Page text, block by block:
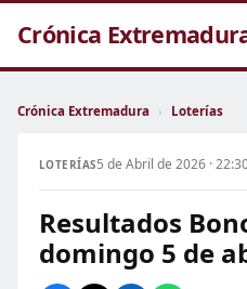
Crónica
Crónica Extremadura › Loterías
LOTERÍAS5 de Abril de 2026 ·
Resultados
domingo 5 de